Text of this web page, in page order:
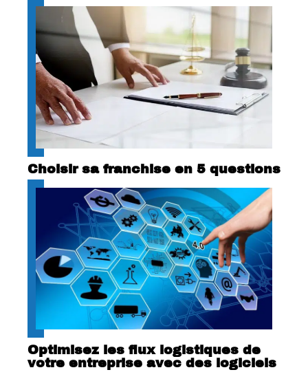
Choisir sa franchise en 5 questions
Optimisez les flux logistiques de
votre entreprise avec des logiciels